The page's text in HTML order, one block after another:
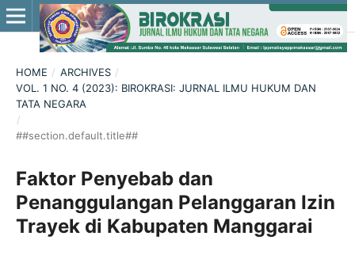
HOME / ARCHIVES /
VOL. 1 NO. 4 (2023): BIROKRASI: JURNAL ILMU HUKUM DAN
TATA NEGARA
/
##section.default.title##
Faktor Penyebab dan
Penanggulangan Pelanggaran Izin
Trayek di Kabupaten Manggarai